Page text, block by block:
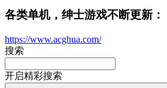
各类单机，绅士游戏不断更新：
https://www.acghua.com/
搜索
开启精彩搜索